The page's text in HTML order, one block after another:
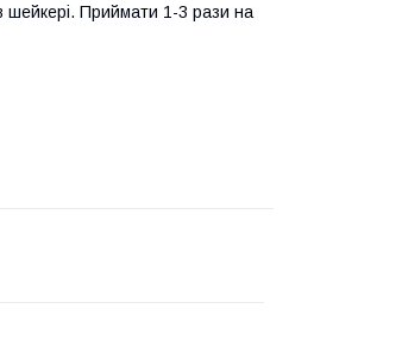
шейкері. Приймати 1-3 рази на